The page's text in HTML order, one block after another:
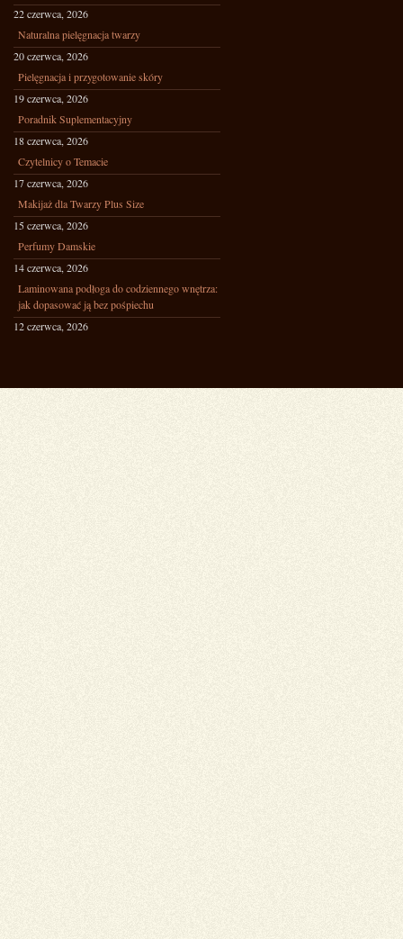
22 czerwca, 2026
Naturalna pielęgnacja twarzy
20 czerwca, 2026
Pielęgnacja i przygotowanie skóry
19 czerwca, 2026
Poradnik Suplementacyjny
18 czerwca, 2026
Czytelnicy o Temacie
17 czerwca, 2026
Makijaż dla Twarzy Plus Size
15 czerwca, 2026
Perfumy Damskie
14 czerwca, 2026
Laminowana podłoga do codziennego wnętrza:
jak dopasować ją bez pośpiechu
12 czerwca, 2026